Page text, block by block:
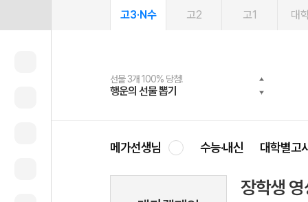
고3·N수 고2 고1 대
선물 3개 100% 당첨!
행운의 선물 뽑기
선물 100% 증정!
메가스터디 X 올리브
여름방학 스터디 캐시백
메가런 썸머스쿨
2027 러셀 단과
강사 공개선발
스마트러닝앱
설문 EVENT
메가패스
3일 무료 체험권
메가패스 수강생 무료혜택!
메가클럽 멤버십
사회공헌 캠페인
희망이룸 메가나눔
메가선생님 수능·내신 대학별고
장학생